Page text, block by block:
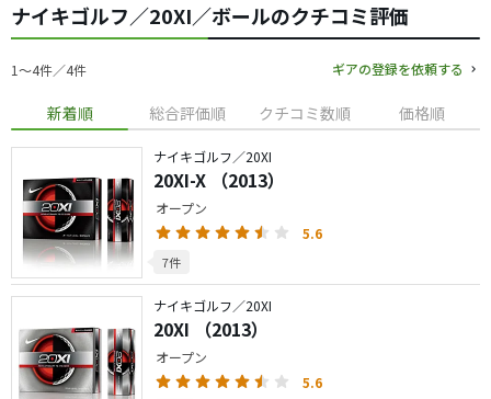
ナイキゴルフ／20XI／ボールのクチコミ評価
1〜4件／4件 ギアの登録を依頼する
新着順 総合評価順 クチコミ数順 価格順
ナイキゴルフ／20XI
20XI-X （2013）
オープン
5.6
7件
ナイキゴルフ／20XI
20XI （2013）
オープン
5.6